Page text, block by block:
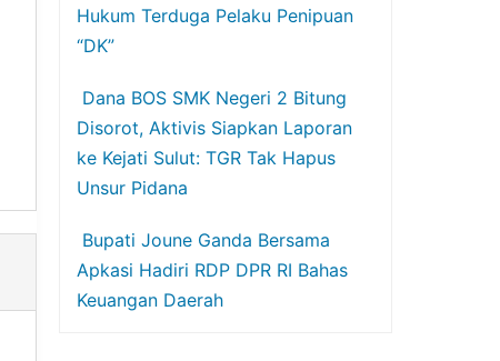
Hukum Terduga Pelaku Penipuan
“DK”
Dana BOS SMK Negeri 2 Bitung
Disorot, Aktivis Siapkan Laporan
ke Kejati Sulut: TGR Tak Hapus
Unsur Pidana
Bupati Joune Ganda Bersama
Apkasi Hadiri RDP DPR RI Bahas
Keuangan Daerah